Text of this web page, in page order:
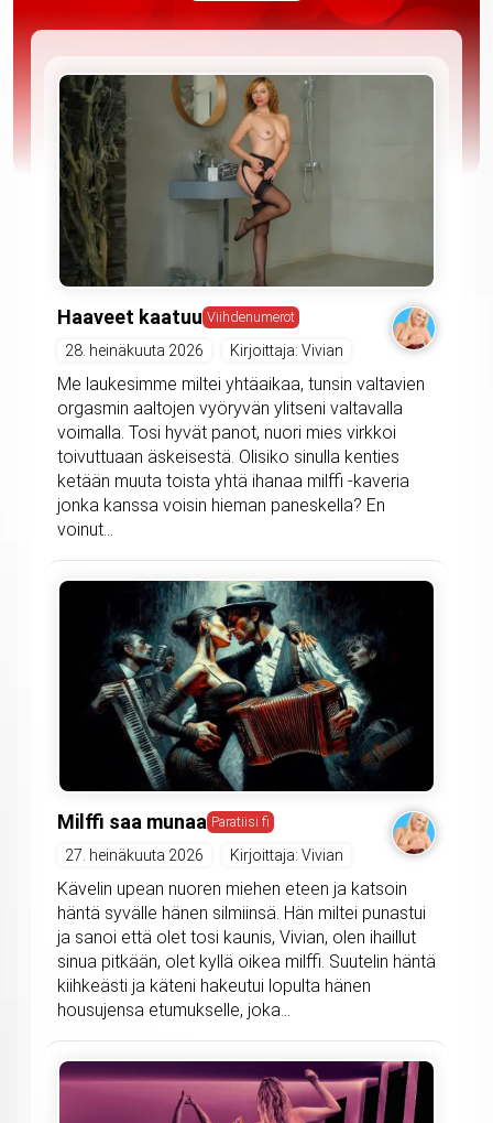
Haaveet kaatuu Viihdenumerot
28. heinäkuuta 2026 Kirjoittaja: Vivian
Me laukesimme miltei yhtäaikaa, tunsin valtavien
orgasmin aaltojen vyöryvän ylitseni valtavalla
voimalla. Tosi hyvät panot, nuori mies virkkoi
toivuttuaan äskeisestä. Olisiko sinulla kenties
ketään muuta toista yhtä ihanaa milffi -kaveria
jonka kanssa voisin hieman paneskella? En
voinut...
Milffi saa munaa Paratiisi fi
27. heinäkuuta 2026 Kirjoittaja: Vivian
Kävelin upean nuoren miehen eteen ja katsoin
häntä syvälle hänen silmiinsä. Hän miltei punastui
ja sanoi että olet tosi kaunis, Vivian, olen ihaillut
sinua pitkään, olet kyllä oikea milffi. Suutelin häntä
kiihkeästi ja käteni hakeutui lopulta hänen
housujensa etumukselle, joka...